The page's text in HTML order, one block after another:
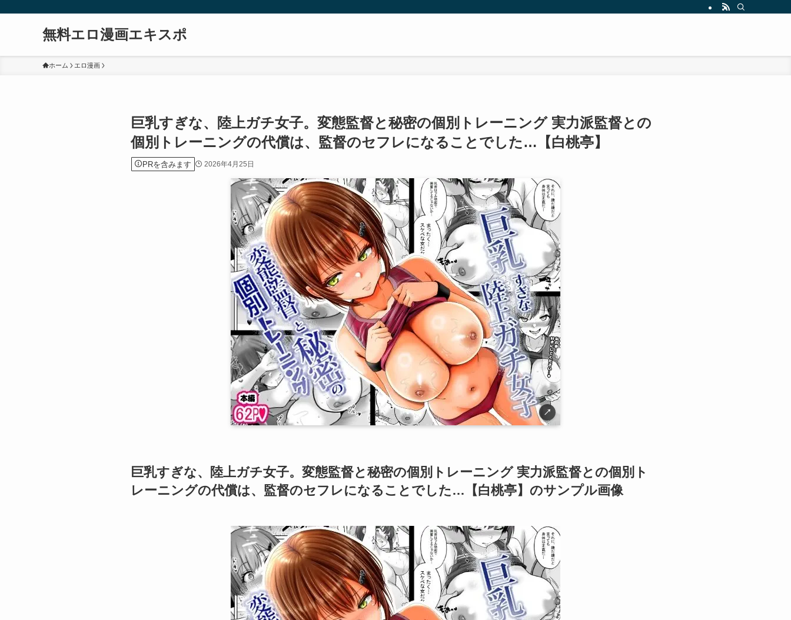
無料エロ漫画エキスポ
ホーム エロ漫画
巨乳すぎな、陸上ガチ女子。変態監督と秘密の個別トレーニング 実力派監督との
個別トレーニングの代償は、監督のセフレになることでした…【白桃亭】
PRを含みます 2026年4月25日
↗
巨乳すぎな、陸上ガチ女子。変態監督と秘密の個別トレーニング 実力派監督との個別ト
レーニングの代償は、監督のセフレになることでした…【白桃亭】のサンプル画像